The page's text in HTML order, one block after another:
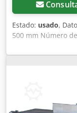
Estado: usado,
500 mm Número
alimentación:
1155 mm Ajuste
de descarga:
de alimentación
Alimentación: 400
totales: Dcsdpfx
940 mm Altura: